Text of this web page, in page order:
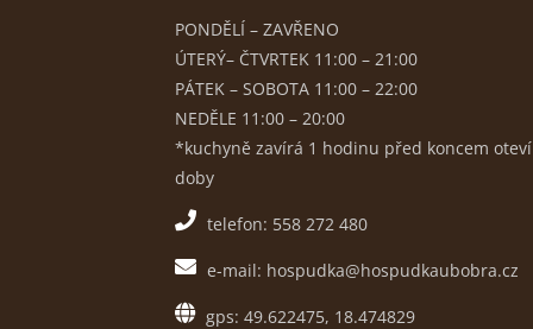
PONDĚLÍ – ZAVŘENO
ÚTERÝ– ČTVRTEK 11:00 – 21:00
PÁTEK – SOBOTA 11:00 – 22:00
NEDĚLE 11:00 – 20:00
*kuchyně zavírá 1 hodinu před koncem
doby
telefon: 558 272 480
e-mail: hospudka@hospudkaubobra.cz
gps: 49.622475, 18.474829